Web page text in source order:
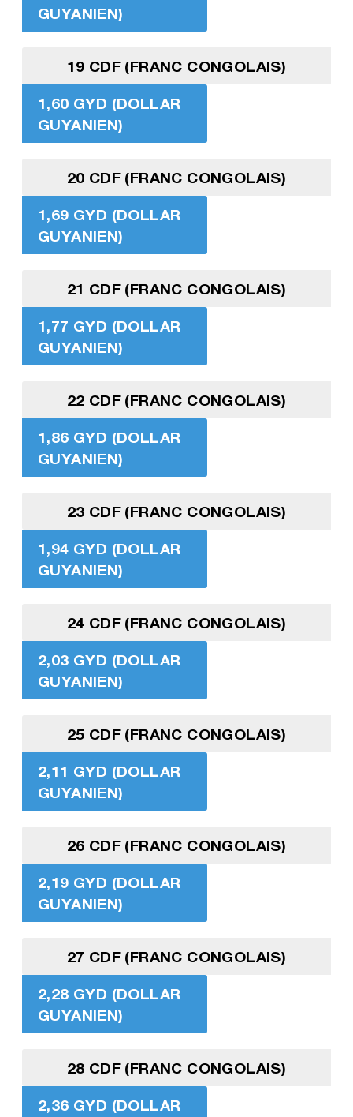
GUYANIEN)
19 CDF (FRANC CONGOLAIS)
1,60 GYD (DOLLAR
GUYANIEN)
20 CDF (FRANC CONGOLAIS)
1,69 GYD (DOLLAR
GUYANIEN)
21 CDF (FRANC CONGOLAIS)
1,77 GYD (DOLLAR
GUYANIEN)
22 CDF (FRANC CONGOLAIS)
1,86 GYD (DOLLAR
GUYANIEN)
23 CDF (FRANC CONGOLAIS)
1,94 GYD (DOLLAR
GUYANIEN)
24 CDF (FRANC CONGOLAIS)
2,03 GYD (DOLLAR
GUYANIEN)
25 CDF (FRANC CONGOLAIS)
2,11 GYD (DOLLAR
GUYANIEN)
26 CDF (FRANC CONGOLAIS)
2,19 GYD (DOLLAR
GUYANIEN)
27 CDF (FRANC CONGOLAIS)
2,28 GYD (DOLLAR
GUYANIEN)
28 CDF (FRANC CONGOLAIS)
2,36 GYD (DOLLAR